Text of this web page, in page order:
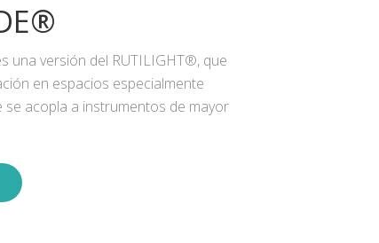
una versión del RUTILIGHT®, que
en espacios especialmente
se acopla a instrumentos de mayor